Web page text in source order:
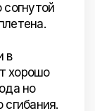
согнутой
в
хорошо
но
сгибания.